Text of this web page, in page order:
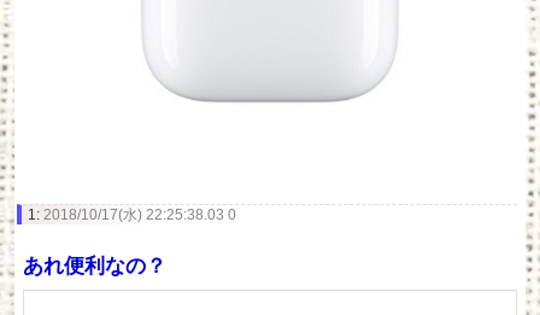
1: 2018/10/17(水) 22:25:38.03 0
あれ便利なの？